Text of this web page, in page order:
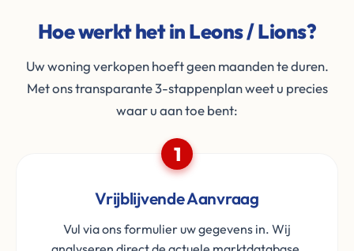
Hoe werkt het in Leons / Lions?
Uw woning verkopen hoeft geen maanden te duren.
Met ons transparante 3-stappenplan weet u precies
waar u aan toe bent:
1
Vrijblijvende Aanvraag
Vul via ons formulier uw gegevens in. Wij